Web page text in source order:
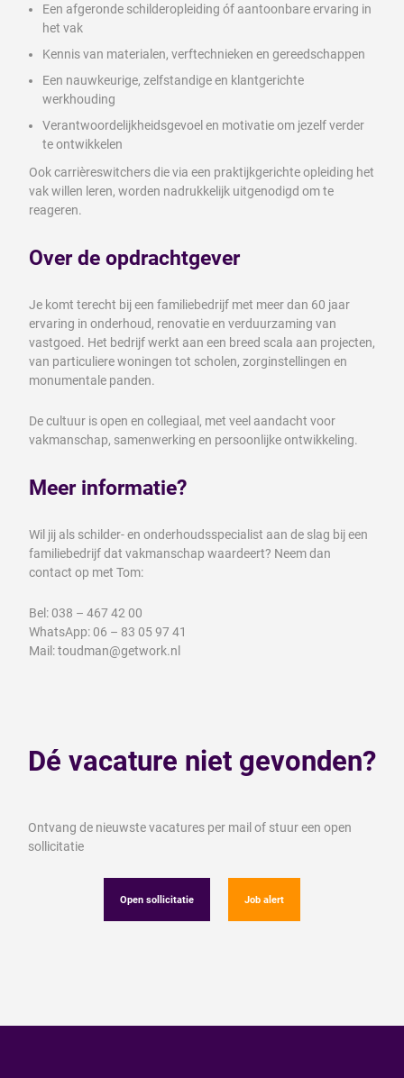
Een afgeronde schilderopleiding óf aantoonbare ervaring in
het vak
Kennis van materialen, verftechnieken en gereedschappen
Een nauwkeurige, zelfstandige en klantgerichte
werkhouding
Verantwoordelijkheidsgevoel en motivatie om jezelf verder
te ontwikkelen
Ook carrièreswitchers die via een praktijkgerichte opleiding het
vak willen leren, worden nadrukkelijk uitgenodigd om te
reageren.
Over de opdrachtgever
Je komt terecht bij een familiebedrijf met meer dan 60 jaar
ervaring in onderhoud, renovatie en verduurzaming van
vastgoed. Het bedrijf werkt aan een breed scala aan projecten,
van particuliere woningen tot scholen, zorginstellingen en
monumentale panden.
De cultuur is open en collegiaal, met veel aandacht voor
vakmanschap, samenwerking en persoonlijke ontwikkeling.
Meer informatie?
Wil jij als schilder- en onderhoudsspecialist aan de slag bij een
familiebedrijf dat vakmanschap waardeert? Neem dan
contact op met Tom:
Bel: 038 – 467 42 00
WhatsApp: 06 – 83 05 97 41
Mail: toudman@getwork.nl
Dé vacature niet gevonden?
Ontvang de nieuwste vacatures per mail of stuur een open
sollicitatie
Open sollicitatie Job alert